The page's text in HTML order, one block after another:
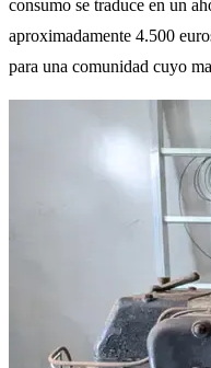
consumo se traduce en un
aproximadamente 4.500
para una comunidad cuyo